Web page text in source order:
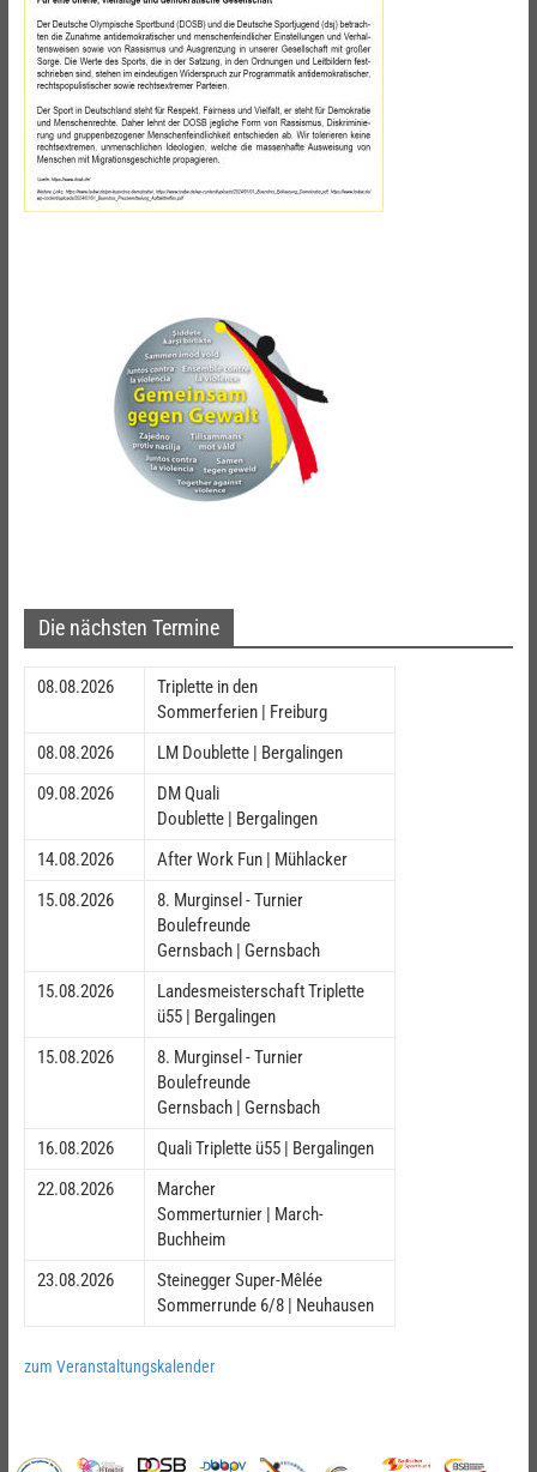
Die nächsten Termine
08.08.2026
Triplette in den
Sommerferien | Freiburg
08.08.2026
LM Doublette | Bergalingen
09.08.2026
DM Quali
Doublette | Bergalingen
14.08.2026
After Work Fun | Mühlacker
15.08.2026
8. Murginsel - Turnier
Boulefreunde
Gernsbach | Gernsbach
15.08.2026
Landesmeisterschaft Triplette
ü55 | Bergalingen
15.08.2026
8. Murginsel - Turnier
Boulefreunde
Gernsbach | Gernsbach
16.08.2026
Quali Triplette ü55 | Bergalingen
22.08.2026
Marcher
Sommerturnier | March-
Buchheim
23.08.2026
Steinegger Super-Mêlée
Sommerrunde 6/8 | Neuhausen
zum Veranstaltungskalender